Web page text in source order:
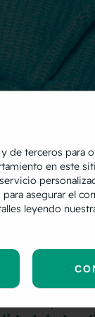
y
sobre la
red de
de terceros para
en este
asegurar el
leyendo